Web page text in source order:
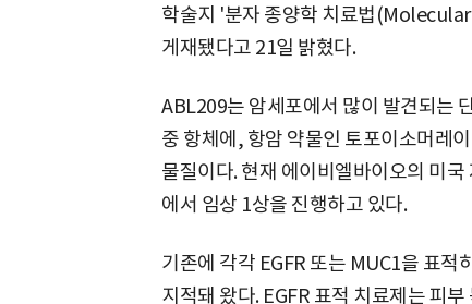
학술지 '분자 종양학 치료법
게재됐다고 21일 밝혔다.
ABL209는 암세포에서 많이 발견되는
중 항체에, 항암 약물인 토포이소머레
물질이다. 현재 에이비엘바이오의 미
에서 임상 1상을 진행하고 있다.
기존에 각각 EGFR 또는 MUC1을 표
지적돼 왔다. EGFR 표적 치료제는 피